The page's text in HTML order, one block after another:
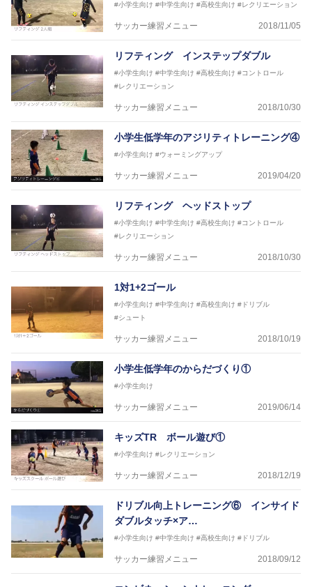
#小学生向け #中学生向け #高校生向け #レクリエーション
サッカー練習メニュー 2018/11/05
リフティング インステップダブル
#小学生向け #中学生向け #高校生向け #コントロール
#レクリエーション
サッカー練習メニュー 2018/10/30
小学生低学年のアジリティトレーニング④
#小学生向け #ウォーミングアップ
サッカー練習メニュー 2019/04/20
リフティング ヘッドストップ
#小学生向け #中学生向け #高校生向け #コントロール
#レクリエーション
サッカー練習メニュー 2018/10/30
1対1+2ゴール
#小学生向け #中学生向け #高校生向け #ドリブル
#シュート
サッカー練習メニュー 2018/10/19
小学生低学年のからだづくり①
#小学生向け
サッカー練習メニュー 2019/06/14
キッズTR ボール遊び①
#小学生向け #レクリエーション
サッカー練習メニュー 2018/12/19
ドリブル向上トレーニング⑥ インサイド
ダブルタッチ×ア…
#小学生向け #中学生向け #高校生向け #ドリブル
サッカー練習メニュー 2018/09/12